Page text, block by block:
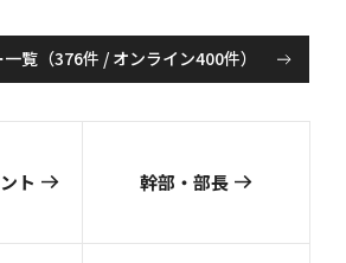
覧（376件 / オンライン400件）
ト 幹部・部長